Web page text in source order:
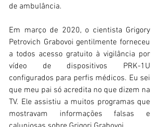
de ambulância.
Em março de 2020, o cientista Grigory
Petrovich Grabovoi gentilmente forneceu
a todos acesso gratuito à vigilância por
vídeo de dispositivos PRK-1U
configurados para perfis médicos. Eu sei
que meu pai só acredita no que dizem na
TV. Ele assistiu a muitos programas que
mostravam informações falsas e